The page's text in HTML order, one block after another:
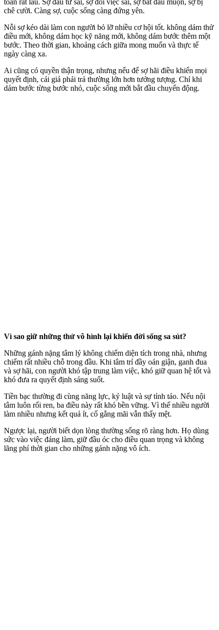
chê cười. Càng sợ, cuộc sống càng đứng yên.
Nỗi sợ kéo dài làm con người bỏ lỡ nhiều cơ hội tốt. không dám thử
điều mới, không dám học kỹ năng mới, không dám bước thêm một
bước. Theo thời gian, khoảng cách giữa mong muốn và thực tế
ngày càng xa.
Ai cũng có quyền thận trọng, nhưng nếu để sợ hãi điều khiển mọi
quyết định, cái giá phải trả thường lớn hơn tưởng tượng. Chỉ khi
dám bước từng bước nhỏ, cuộc sống mới bắt đầu chuyển động.
Vì sao giữ những thứ vô hình lại khiến đời sống sa sút?
Những gánh nặng tâm lý không chiếm diện tích trong nhà, nhưng
chiếm rất nhiều chỗ trong đầu. Khi tâm trí đầy oán giận, ganh đua
và sợ hãi, con người khó tập trung làm việc, khó giữ quan hệ tốt và
khó đưa ra quyết định sáng suốt.
Tiền bạc thường đi cùng năng lực, kỷ luật và sự tỉnh táo. Nếu nội
tâm luôn rối ren, ba điều này rất khó bền vững. Vì thế nhiều người
làm nhiều nhưng kết quả ít, cố gắng mãi vẫn thấy mệt.
Ngược lại, người biết dọn lòng thường sống rõ ràng hơn. Họ dùng
sức vào việc đáng làm, giữ đầu óc cho điều quan trọng và không
lãng phí thời gian cho những gánh nặng vô ích.